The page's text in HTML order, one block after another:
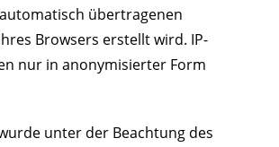
übertragenen
Browsers erstellt wird. IP-
nur in anonymisierter Form
unter der Beachtung des